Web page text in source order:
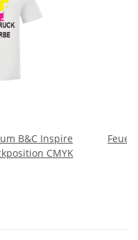
B&C Inspire
CMYK